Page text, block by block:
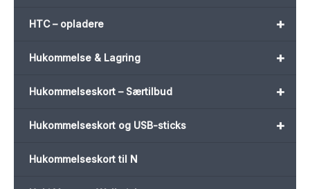
+
HTC – opladere
+
Hukommelse & Lagring
+
Hukommelseskort – Særtilbud
+
Hukommelseskort og USB-sticks
Hukommelseskort til N